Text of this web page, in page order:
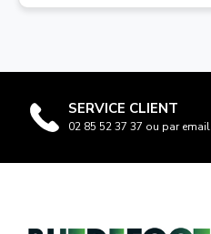
SERVICE CLIENT
02 85 52 37 37 ou par email